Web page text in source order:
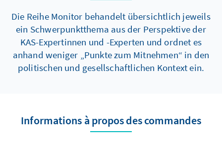
Die Reihe Monitor behandelt übersichtlich jeweils
ein Schwerpunktthema aus der Perspektive der
KAS-Expertinnen und -Experten und ordnet es
anhand weniger „Punkte zum Mitnehmen“ in den
politischen und gesellschaftlichen Kontext ein.
Informations à propos des commandes